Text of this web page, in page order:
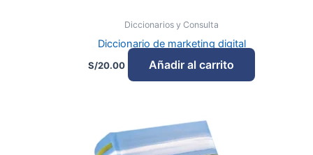
Diccionarios y Consulta
Diccionario de marketing digital
S/20.00 Añadir al carrito